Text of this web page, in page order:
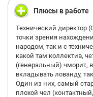
Плюсы в работе
Технический директор
точки зрения
народом, так и с
какой там коллектив,
(генеральный) чморит,
вкладывать лованду,
Один из них, самый
плохой чел